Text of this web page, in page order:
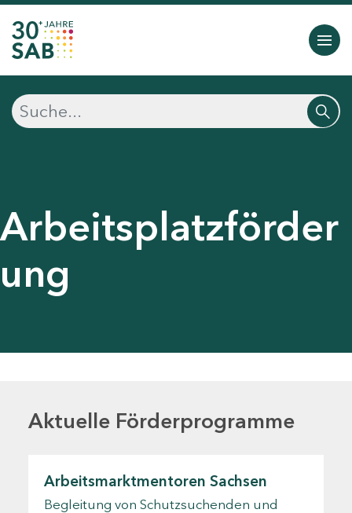
Arbeitsplatzförder
ung
Aktuelle Förderprogramme
Arbeitsmarktmentoren Sachsen
Begleitung von Schutzsuchenden und